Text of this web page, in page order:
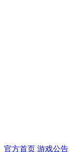
官方首页 游戏公告